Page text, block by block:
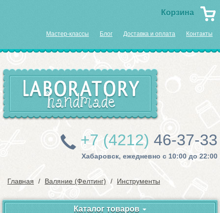
Корзина
Мастер-классы Блог Доставка и оплата Контакты
+7 (4212) 46-37-33
Хабаровск, ежедневно с 10:00 до 22:00
Главная Валяние (Фелтинг) Инструменты
Каталог товаров